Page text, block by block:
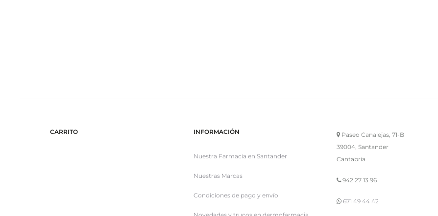
CARRITO INFORMACIÓN
Nuestra Farmacia en Santander
Nuestras Marcas
Condiciones de pago y envío
Paseo Canalejas, 71-B
39004, Santander
Cantabria
942 27 13 96
671 49 44 42